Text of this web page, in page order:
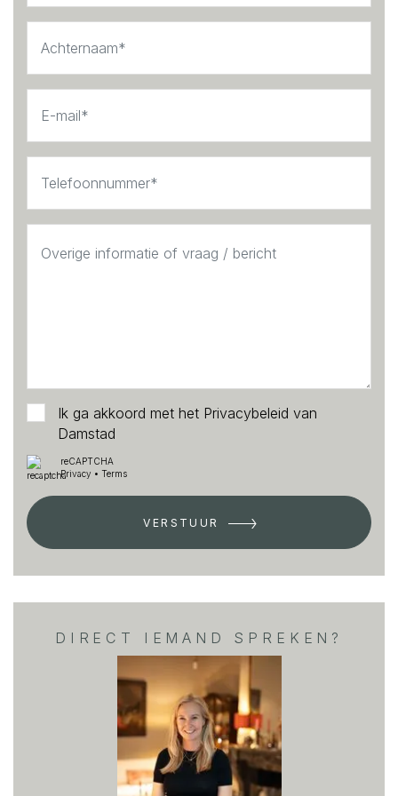
Accessibility is excellent. Multiple tram lines (1, 4, 7, 19,
and 24), as well as tram line 3 just around the corner,
provide direct connections to the city centre,
Amsterdam RAI, and Amsterdam Central Station. The
North/South Metro Line station on Ferdinand Bolstraat is
only a one-minute walk away, allowing you to reach
minutes.
€80 per month.
A long-term maintenance plan (MJOP) is in place, and
the association is registered with the Dutch Chamber of
Commerce.
Freehold Property
The apartment is situated on freehold land (eigen
-Move-in ready condition;
-Possibility to create a balcony at the rear (VvE
approval already obtained);
-Beautiful oak wooden flooring throughout the
-Active and financially healthy homeowners’
Ik ga akkoord met het Privacybeleid van
Damstad
reCAPTCHA
Privacy • Terms
VERSTUUR
DIRECT IEMAND SPREKEN?